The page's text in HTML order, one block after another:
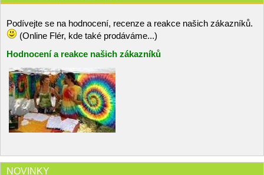
Podívejte se na hodnocení, recenze a reakce našich zákazníků.
(Online Flér, kde také prodáváme...)
Hodnocení a reakce našich zákazníků
NOVINKY